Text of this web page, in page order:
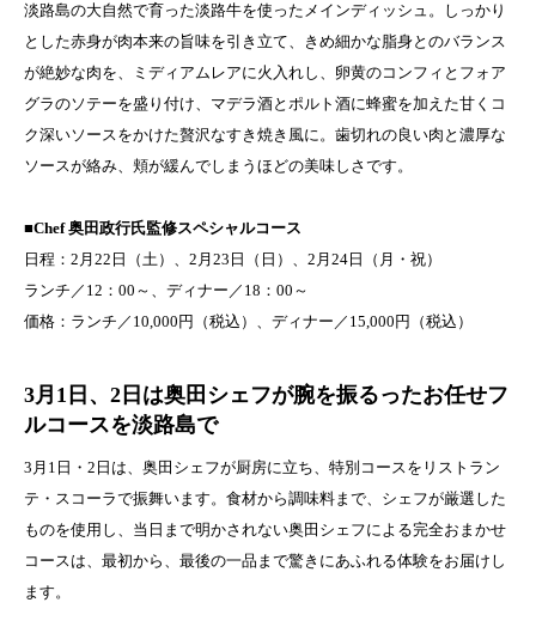
淡路島の大自然で育った淡路牛を使ったメインディッシュ。しっかり
とした赤身が肉本来の旨味を引き立て、きめ細かな脂身とのバランス
が絶妙な肉を、ミディアムレアに火入れし、卵黄のコンフィとフォア
グラのソテーを盛り付け、マデラ酒とポルト酒に蜂蜜を加えた甘くコ
ク深いソースをかけた贅沢なすき焼き風に。歯切れの良い肉と濃厚な
ソースが絡み、頬が緩んでしまうほどの美味しさです。
■Chef 奥田政行氏監修スペシャルコース
日程：2月22日（土）、2月23日（日）、2月24日（月・祝）
ランチ／12：00～、ディナー／18：00～
価格：ランチ／10,000円（税込）、ディナー／15,000円（税込）
3月1日、2日は奥田シェフが腕を振るったお任せフ
ルコースを淡路島で
3月1日・2日は、奥田シェフが厨房に立ち、特別コースをリストラン
テ・スコーラで振舞います。食材から調味料まで、シェフが厳選した
ものを使用し、当日まで明かされない奥田シェフによる完全おまかせ
コースは、最初から、最後の一品まで驚きにあふれる体験をお届けし
ます。